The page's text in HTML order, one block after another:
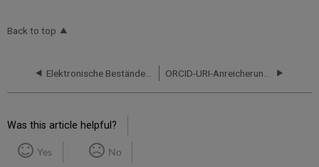
Back to top
Elektronische Bestände aus Taylor & Francis hochladen ORCID-URI-Anreicherung für Titelsätze mit Alma Refine
Was this article helpful?
Yes No